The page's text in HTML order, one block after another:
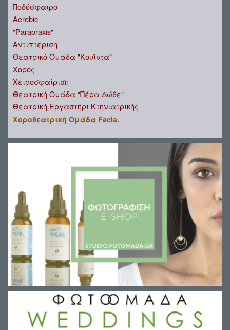
Ποδόσφαιρο
Aerobic
"Parapraxis"
Αντιπτέριση
Θεατρικό Ομάδα "Κουϊντα"
Χορός
Χειροσφαίριση
Θεατρική Ομάδα "Πέρα Δώθε"
Θεατρική Εργαστήρι Κτηνιατρικής
Χοροθεατρική Ομάδα Facia.